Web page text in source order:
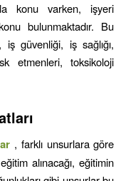
konu varken, işyeri
bulunmaktadır. Bu
iş güvenliği, iş sağlığı,
etmenleri, toksikoloji
, farklı unsurlara göre
alınacağı, eğitimin